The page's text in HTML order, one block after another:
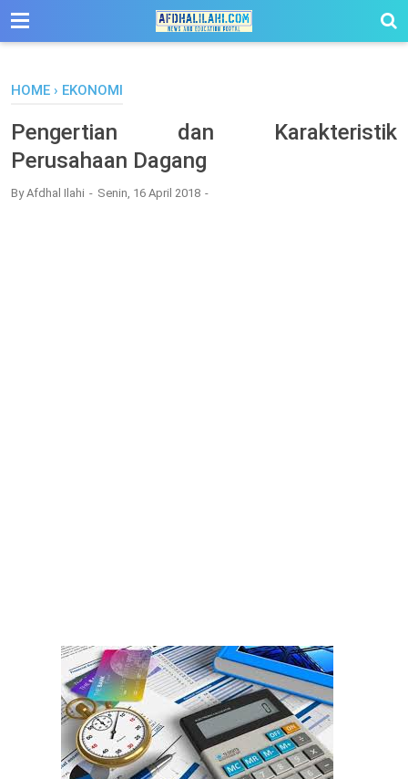
-->
HOME › EKONOMI
Pengertian dan Karakteristik
Perusahaan Dagang
ByAfdhal Ilahi Senin, 16 April 2018